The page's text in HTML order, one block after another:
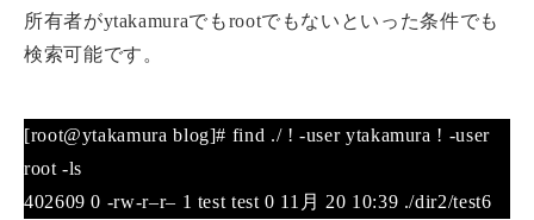
所有者がytakamuraでもrootでもないといった条件でも
検索可能です。
[root@ytakamura blog]# find ./ ! -user ytakamura ! -user
root -ls
402609 0 -rw-r–r– 1 test test 0 11月 20 10:39 ./dir2/test6